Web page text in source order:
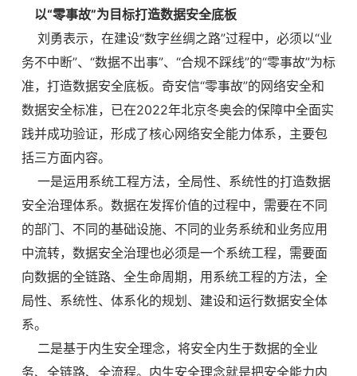
以“零事故”为目标打造数据安全底板
刘勇表示，在建设“数字丝绸之路”过程中，必须以“业
务不中断”、“数据不出事”、“合规不踩线”的“零事故”为标
准，打造数据安全底板。奇安信“零事故”的网络安全和
数据安全标准，已在2022年北京冬奥会的保障中全面实
践并成功验证，形成了核心网络安全能力体系，主要包
括三方面内容。
一是运用系统工程方法，全局性、系统性的打造数据
安全治理体系。数据在发挥价值的过程中，需要在不同
的部门、不同的基础设施、不同的业务系统和业务应用
中流转，数据安全治理也必须是一个系统工程，需要面
向数据的全链路、全生命周期，用系统工程的方法，全
局性、系统性、体系化的规划、建设和运行数据安全体
系。
二是基于内生安全理念，将安全内生于数据的全业
务、全链路、全流程。内生安全理念就是把安全能力内